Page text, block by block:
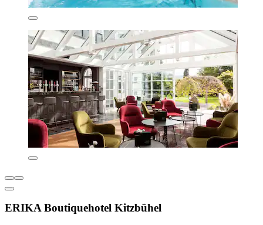
ERIKA Boutiquehotel Kitzbühel